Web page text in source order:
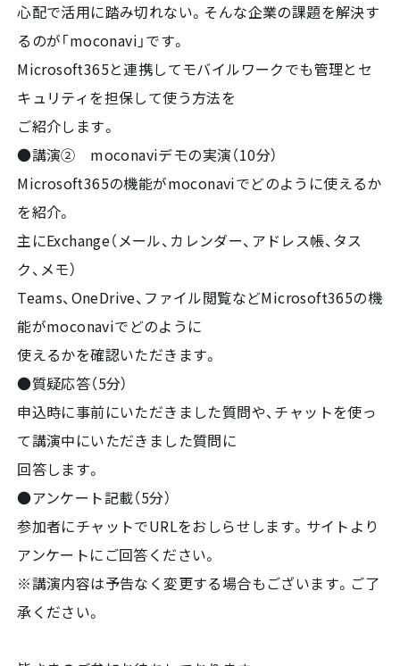
心配で活用に踏み切れない。そんな企業の課題を解決す
るのが「moconavi」です。
Microsoft365と連携してモバイルワークでも管理とセ
キュリティを担保して使う方法を
ご紹介します。
●講演② moconaviデモの実演（10分）
Microsoft365の機能がmoconaviでどのように使えるか
を紹介。
主にExchange（メール、カレンダー、アドレス帳、タス
ク、メモ）
Teams、OneDrive、ファイル閲覧などMicrosoft365の機
能がmoconaviでどのように
使えるかを確認いただきます。
●質疑応答（5分）
申込時に事前にいただきました質問や、チャットを使っ
て講演中にいただきました質問に
回答します。
●アンケート記載（5分）
参加者にチャットでURLをおしらせします。サイトより
アンケートにご回答ください。
※講演内容は予告なく変更する場合もございます。ご了
承ください。